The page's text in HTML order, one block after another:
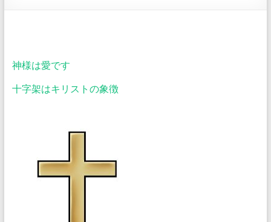
神様は愛です
十字架はキリストの象徴